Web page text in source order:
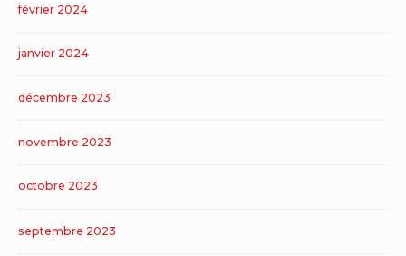
février 2024
janvier 2024
décembre 2023
novembre 2023
octobre 2023
septembre 2023